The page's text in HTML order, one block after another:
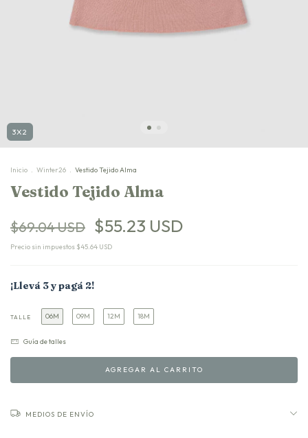
3X2
Inicio Winter26 Vestido Tejido Alma
Vestido Tejido Alma
$69.04 USD $55.23 USD
Precio sin impuestos $45.64 USD
¡Llevá 3 y pagá 2!
TALLE 06M 09M 12M 18M
Guía de talles
MEDIOS DE ENVÍO